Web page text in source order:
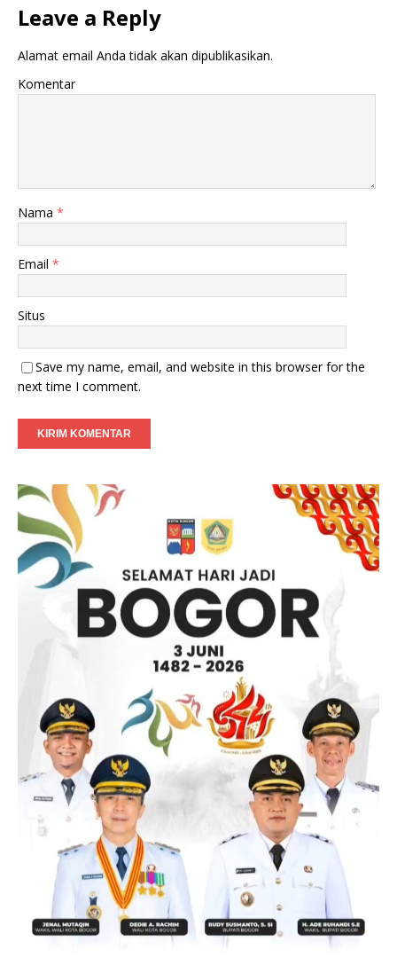
Leave a Reply
Alamat email Anda tidak akan dipublikasikan.
Komentar
Nama *
Email *
Situs
Save my name, email, and website in this browser for the
next time I comment.